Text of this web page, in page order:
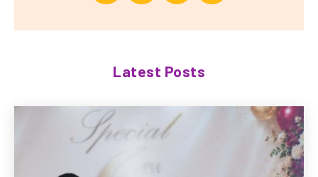
Latest Posts